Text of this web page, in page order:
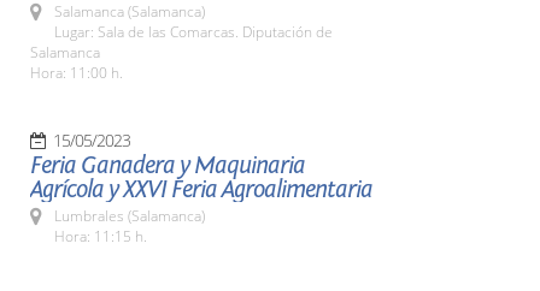
Salamanca (Salamanca)
Lugar: Sala de las Comarcas. Diputación de
Salamanca
Hora: 11:00 h.
15/05/2023
Feria Ganadera y Maquinaria
Agrícola y XXVI Feria Agroalimentaria
Lumbrales (Salamanca)
Hora: 11:15 h.